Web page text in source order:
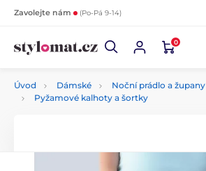
Zavolejte nám (Po-Pá 9-14)
0
Úvod Dámské Noční prádlo a župany
Pyžamové kalhoty a šortky